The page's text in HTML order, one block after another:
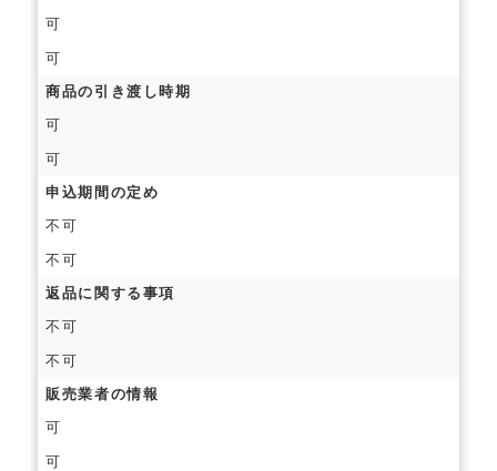
可
可
商品の引き渡し時期
可
可
申込期間の定め
不可
不可
返品に関する事項
不可
不可
販売業者の情報
可
可